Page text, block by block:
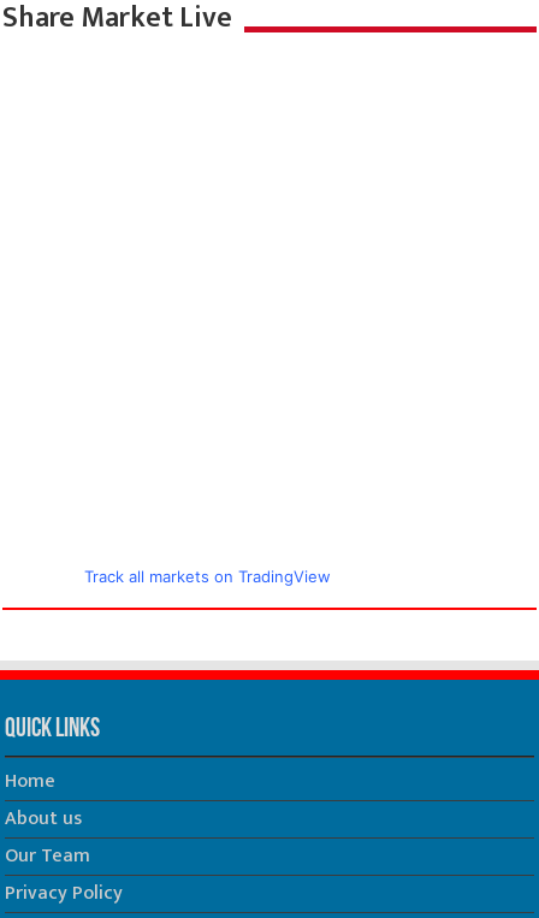
Share Market Live
Track all markets on TradingView
Quick Links
Home
About us
Our Team
Privacy Policy